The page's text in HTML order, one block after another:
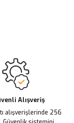
Alışveriş
alışverişlerinde 256